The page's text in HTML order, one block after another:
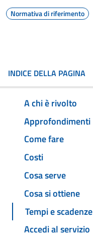
Normativa di riferimento
INDICE DELLA PAGINA
A chi è rivolto
Approfondimenti
Come fare
Costi
Cosa serve
Cosa si ottiene
Tempi e scadenze
Accedi al servizio